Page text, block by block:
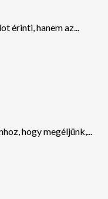
érinti, hanem az...
hogy megéljünk,...